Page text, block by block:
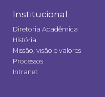
Institucional
Diretoria Acadêmica
História
Missão, visão e valores
Processos
Intranet